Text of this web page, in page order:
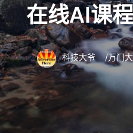
在线AI课
科技大爷 /万门